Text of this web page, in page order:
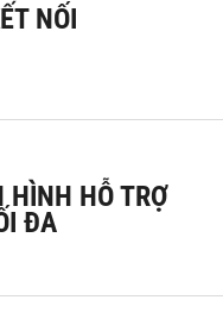
NỐI
HÌNH HỖ TRỢ
ĐA